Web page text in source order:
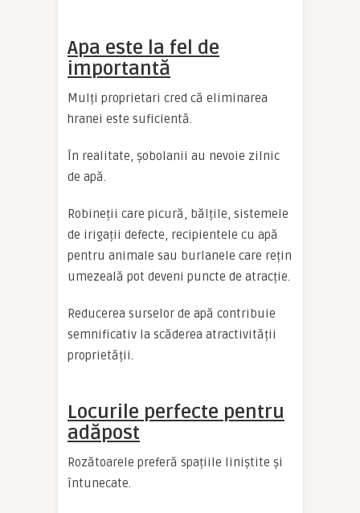
Apa este la fel de
importantă
Mulți proprietari cred că eliminarea
hranei este suficientă.
În realitate, șobolanii au nevoie zilnic
de apă.
Robineții care picură, bălțile, sistemele
de irigații defecte, recipientele cu apă
pentru animale sau burlanele care rețin
umezeală pot deveni puncte de atracție.
Reducerea surselor de apă contribuie
semnificativ la scăderea atractivității
proprietății.
Locurile perfecte pentru
adăpost
Rozătoarele preferă spațiile liniștite și
întunecate.